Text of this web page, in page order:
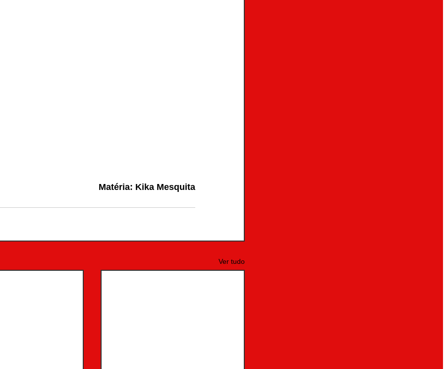
Matéria: Kika Mesquita
Ver tudo